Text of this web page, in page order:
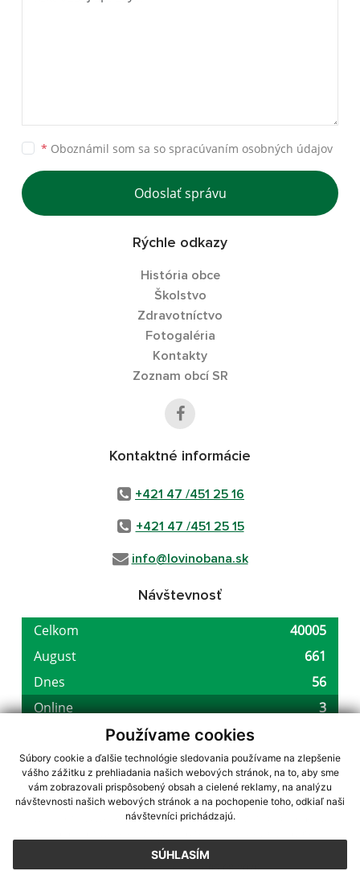
Používame cookies
Súbory cookie a ďalšie technológie sledovania používame na zlepšenie
vášho zážitku z prehliadania našich webových stránok, na to, aby sme
vám zobrazovali prispôsobený obsah a cielené reklamy, na analýzu
návštevnosti našich webových stránok a na pochopenie toho, odkiaľ naši
návštevníci prichádzajú.
SÚHLASÍM
* Oboznámil som sa so spracúvaním osobných údajov
Odoslať správu
Rýchle odkazy
História obce
Školstvo
Zdravotníctvo
Fotogaléria
Kontakty
Zoznam obcí SR
Kontaktné informácie
+421 47 /451 25 16
+421 47 /451 25 15
info@lovinobana.sk
Návštevnosť
využite možnosť získavania aktuálnych informácií s využitím RSS
CMS systém (redakčný) systém ECHELON 2,Mapa stránok,web portál
webex.digital, s.r.o.,domény,registrácia domény
Posledná aktualizácia:05.08.2026